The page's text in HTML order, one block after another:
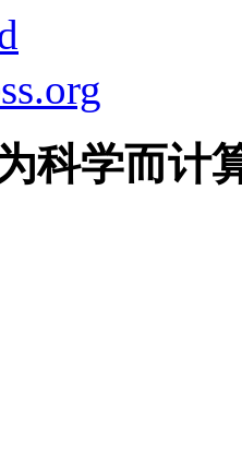
科学而计